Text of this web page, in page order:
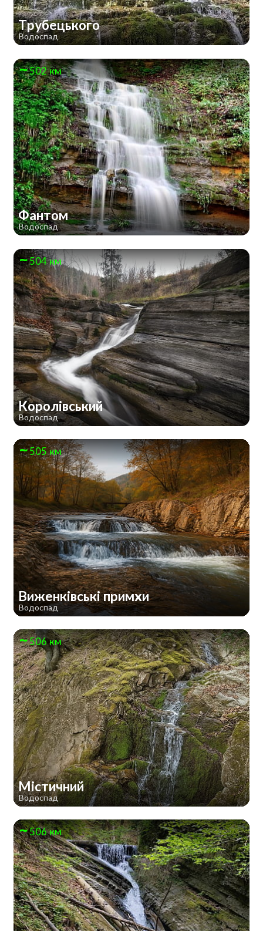
Трубецького
Водоспад
502 км
Фантом
Водоспад
504 км
Королівський
Водоспад
505 км
Виженківські примхи
Водоспад
506 км
Містичний
Водоспад
506 км